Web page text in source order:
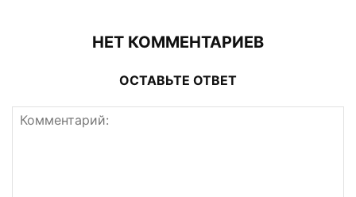
НЕТ КОММЕНТАРИЕВ
ОСТАВЬТЕ ОТВЕТ